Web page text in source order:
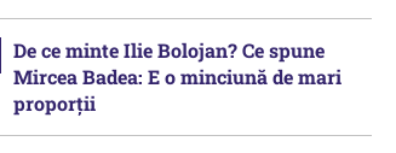
De ce minte Ilie Bolojan? Ce spune
Mircea Badea: E o minciună de mari
proporții